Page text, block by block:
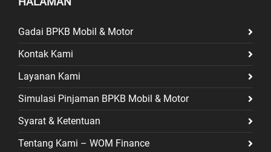
Gadai BPKB Mobil & Motor
Kontak Kami
Layanan Kami
Simulasi Pinjaman BPKB Mobil & Motor
Syarat & Ketentuan
Tentang Kami – WOM Finance